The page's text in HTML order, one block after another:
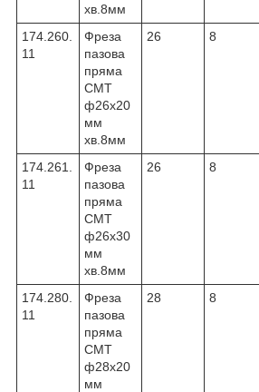
хв.8мм
174.260.
11
Фреза
пазова
пряма
CMT
ф26х20
мм
хв.8мм
26 8
174.261.
11
Фреза
пазова
пряма
CMT
ф26х30
мм
хв.8мм
26 8
174.280.
11
Фреза
пазова
пряма
CMT
ф28х20
мм
28 8